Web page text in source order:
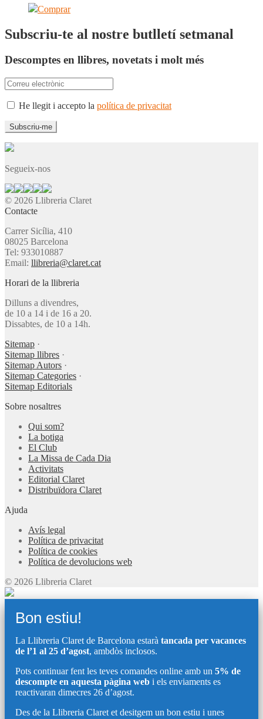
Comprar
Subscriu-te al nostre butlletí setmanal
Descomptes en llibres, novetats i molt més
He llegit i accepto la política de privacitat
Segueix-nos
© 2026 Llibreria Claret
Contacte
Carrer Sicília, 410
08025 Barcelona
Tel: 933010887
Email: llibreria@claret.cat
Horari de la llibreria
Dilluns a divendres,
de 10 a 14 i de 16 a 20.
Dissabtes, de 10 a 14h.
Sitemap ·
Sitemap llibres ·
Sitemap Autors ·
Sitemap Categories ·
Sitemap Editorials
Sobre nosaltres
Qui som?
La botiga
El Club
La Missa de Cada Dia
Activitats
Editorial Claret
Distribuïdora Claret
Ajuda
Avís legal
Política de privacitat
Política de cookies
Política de devolucions web
© 2026 Llibreria Claret
Bon estiu!
La Llibreria Claret de Barcelona estarà tancada per vacances
de l’1 al 25 d’agost, ambdòs inclosos.
Pots continuar fent les teves comandes online amb un 5% de
descompte en aquesta pàgina web i els enviaments es
reactivaran dimecres 26 d’agost.
Des de la Llibreria Claret et desitgem un bon estiu i unes